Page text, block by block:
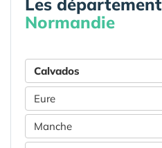
Les
Normandie
Calvados
Eure
Manche